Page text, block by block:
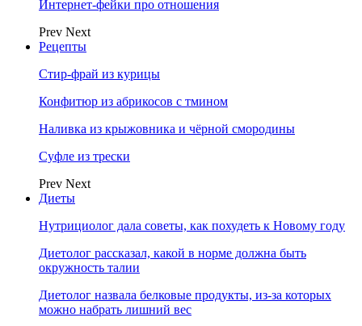
Интернет-фейки про отношения
Prev Next
Рецепты
Стир-фрай из курицы
Конфитюр из абрикосов с тмином
Наливка из крыжовника и чёрной смородины
Суфле из трески
Prev Next
Диеты
Нутрициолог дала советы, как похудеть к Новому году
Диетолог рассказал, какой в норме должна быть
окружность талии
Диетолог назвала белковые продукты, из-за которых
можно набрать лишний вес